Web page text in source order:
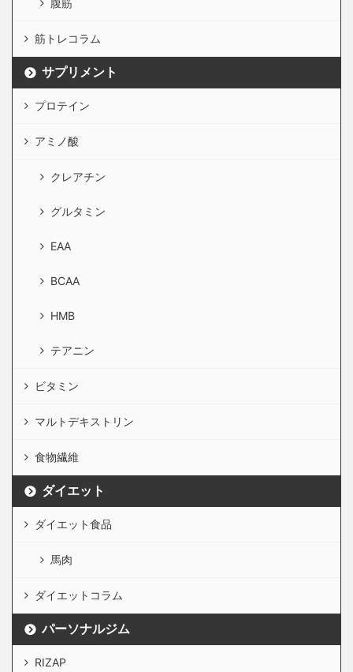
腹筋
筋トレコラム
サプリメント
プロテイン
アミノ酸
クレアチン
グルタミン
EAA
BCAA
HMB
テアニン
ビタミン
マルトデキストリン
食物繊維
ダイエット
ダイエット食品
馬肉
ダイエットコラム
パーソナルジム
RIZAP